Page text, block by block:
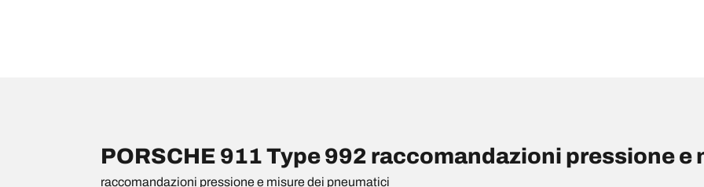
PORSCHE 911 Type 992 raccomandazioni pressione
raccomandazioni pressione e misure dei pneumatici